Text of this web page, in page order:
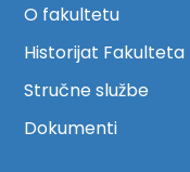
O fakultetu
Historijat Fakulteta
Stručne službe
Dokumenti